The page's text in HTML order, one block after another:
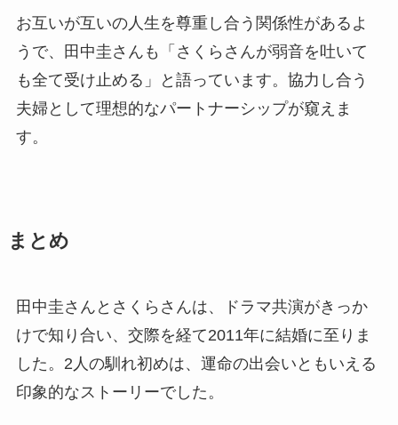
お互いが互いの人生を尊重し合う関係性があるよ
うで、田中圭さんも「さくらさんが弱音を吐いて
も全て受け止める」と語っています。協力し合う
夫婦として理想的なパートナーシップが窺えま
す。
まとめ
田中圭さんとさくらさんは、ドラマ共演がきっか
けで知り合い、交際を経て2011年に結婚に至りま
した。2人の馴れ初めは、運命の出会いともいえる
印象的なストーリーでした。